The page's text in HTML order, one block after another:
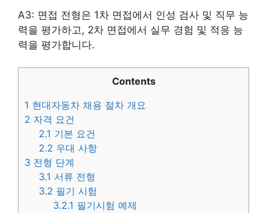
A3: 면접 전형은 1차 면접에서 인성 검사 및 직무 능
력을 평가하고, 2차 면접에서 실무 경험 및 적응 능
력을 평가합니다.
Contents
1 현대자동차 채용 절차 개요
2 자격 요건
2.1 기본 요건
2.2 우대 사항
3 전형 단계
3.1 서류 전형
3.2 필기 시험
3.2.1 필기시험 예제